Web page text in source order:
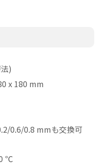
)
x 180 mm
0.6/0.8 mmも交換可
℃